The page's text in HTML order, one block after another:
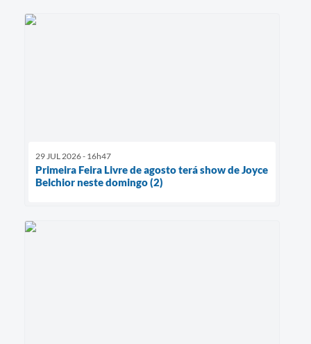
29 JUL 2026 - 16h47
Primeira Feira Livre de agosto terá show de Joyce
Belchior neste domingo (2)